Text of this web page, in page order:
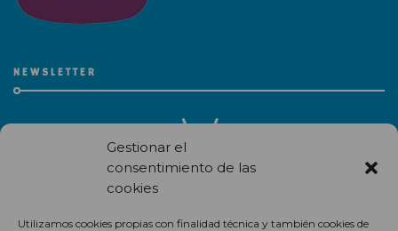
Gestionar el
consentimiento de las
cookies
Utilizamos cookies propias con finalidad técnica y también cookies de
NEWSLETTER